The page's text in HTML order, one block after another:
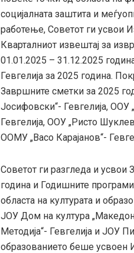
социјалната заштита и
работење, Советот ги усвои
Кварталниот извештај за
01.01.2025 – 31.12.2025
Гевгелија за 2025 година.
Завршните сметки за 2025
Јосифовски“- Гевгелија, ООУ
Гевгелија, ООУ „Ристо
ООМУ „Васо Карајанов“-
Советот ги разгледа и
година и Годишните
областа на културата и
ЈОУ Дом на култура
Методија“- Гевгелија и ЈОУ
образованието беше усвоен